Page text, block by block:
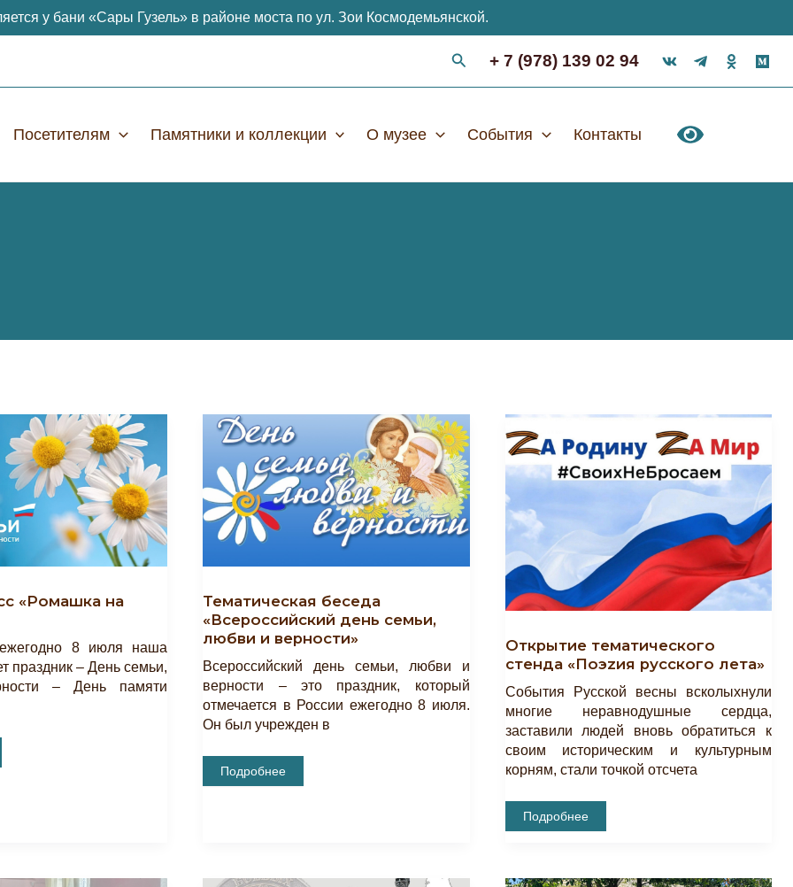
у бани «Сары Гузель» в районе моста по ул. Зои Космодемьянской.
+ 7 (978) 139 02 94
Посетителям Памятники и коллекции О музее События Контакты
«Ромашка на
8 июля наша
праздник – День семьи,
– День памяти
Тематическая беседа
«Всероссийский день семьи,
любви и верности»
Всероссийский день семьи, любви и
верности – это праздник, который
отмечается в России ежегодно 8 июля.
Он был учрежден в
Тематическая
Беседа
Подробнее
Открытие тематического
стенда «Поэzия русского лета»
События Русской весны всколыхнули
многие неравнодушные сердца,
заставили людей вновь обратиться к
своим историческим и культурным
корням, стали точкой отсчета
Открытие
Тематического
Лета»
Подробнее